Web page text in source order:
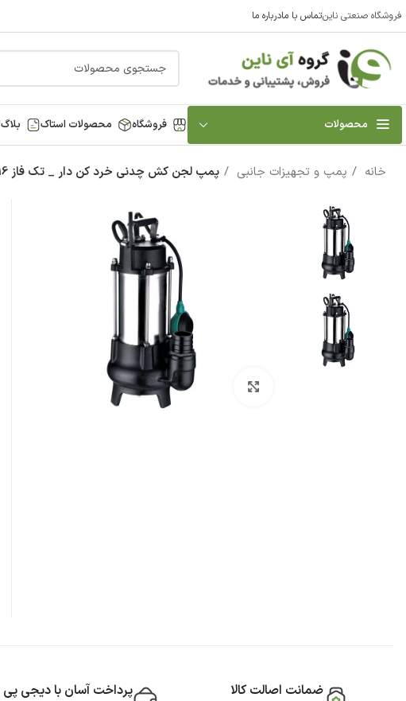
فروشگاه صنعتی ناینتماس با مادرباره ما
محصولات فروشگاه محصولات استاک بلاگ
خانه پمپ و تجهیزات جانبی پمپ لجن کش چدنی خرد کن دار _ تک فاز SSH 50-16
بزرگنمایی تصویر
ضمانت اصالت کالا پرداخت آسان با دیجی پی